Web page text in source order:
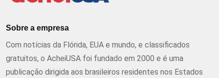
Sobre a empresa
Com notícias da Flórida, EUA e mundo, e classificados
gratuitos, o AcheiUSA foi fundado em 2000 e é uma
publicação dirigida aos brasileiros residentes nos Estados